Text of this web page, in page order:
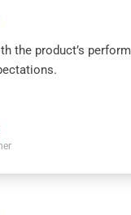
the product’s